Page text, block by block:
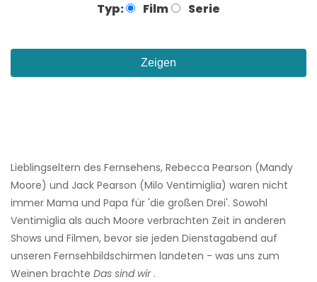
Typ: Film Serie
Zeigen
Lieblingseltern des Fernsehens, Rebecca Pearson (Mandy
Moore) und Jack Pearson (Milo Ventimiglia) waren nicht
immer Mama und Papa für 'die großen Drei'. Sowohl
Ventimiglia als auch Moore verbrachten Zeit in anderen
Shows und Filmen, bevor sie jeden Dienstagabend auf
unseren Fernsehbildschirmen landeten - was uns zum
Weinen brachte Das sind wir.